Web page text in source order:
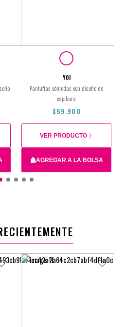
YOI
Pantuflas cómodas con diseño de
capibara
$59.900
AGREGAR A LA BOLSA
VER PRODUCTO